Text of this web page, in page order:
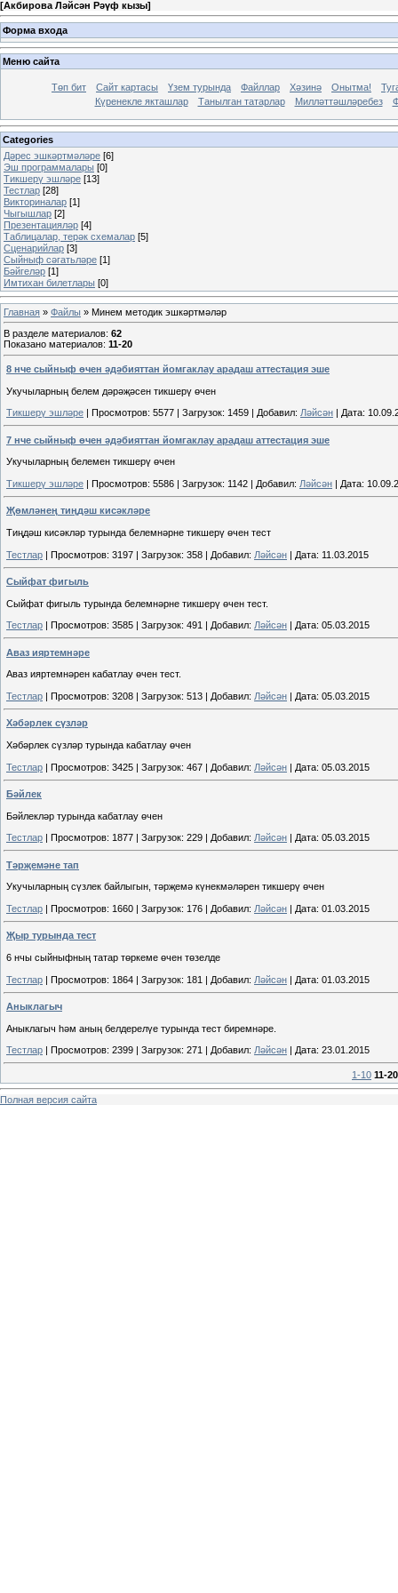
[Акбирова Ләйсән Рәүф кызы]
Форма входа
Меню сайта
Төп бит Сайт картасы Үзем турында Файллар Хәзинә Онытма!
Күренекле якташлар
Танылган татарлар Милләттәшләребез
Categories
Дәрес эшкәртмәләре [6]
Эш программалары [0]
Тикшерү эшләре [13]
Тестлар [28]
Викториналар [1]
Чыгышлар [2]
Презентацияләр [4]
Таблицалар, терәк схемалар [5]
Сценарийлар [3]
Сыйныф сәгатьләре [1]
Бәйгеләр [1]
Имтихан билетлары [0]
Главная » Файлы » Минем методик эшкәртмәләр
В разделе материалов: 62
Показано материалов: 11-20
8 нче сыйныф өчен әдәбияттан йомгаклау арадаш аттестация эше
Укучыларның белем дәрәҗәсен тикшерү өчен
Тикшерү эшләре Просмотров: 5577 Загрузок: 1459 Добавил: Ләйсән Дата:
7 нче сыйныф өчен әдәбияттан йомгаклау арадаш аттестация эше
Укучыларның белемен тикшерү өчен
Тикшерү эшләре | Просмотров: 5586 | Загрузок: 1142 | Добавил: Ләйсән | Дата:
Җөмләнең тиңдәш кисәкләре
Тиңдәш кисәкләр турында белемнәрне тикшерү өчен тест
Тестлар | Просмотров: 3197 | Загрузок: 358 | Добавил: Ләйсән | Дата: 11.03.2015
Сыйфат фигыль
Сыйфат фигыль турында белемнәрне тикшерү өчен тест.
Тестлар Просмотров: 3585 Загрузок: 491 Добавил: Ләйсән Дата: 05.03.2015
Аваз ияртемнәре
Аваз ияртемнәрен кабатлау өчен тест.
Тестлар | Просмотров: 3208 | Загрузок: 513 | Добавил: Ләйсән | Дата: 05.03.2015
Хәбәрлек сүзләр
Хәбәрлек сүзләр турында кабатлау өчен
Тестлар | Просмотров: 3425 | Загрузок: 467 | Добавил: Ләйсән | Дата: 05.03.2015
Бәйлек
Бәйлекләр турында кабатлау өчен
Тестлар | Просмотров: 1877 | Загрузок: 229 | Добавил: Ләйсән | Дата: 05.03.2015
Тәрҗемәне тап
Укучыларның сүзлек байлыгын, тәрҗемә күнекмәләрен тикшерү өчен
Тестлар | Просмотров: 1660 | Загрузок: 176 | Добавил: Ләйсән | Дата: 01.03.2015
Җыр турында тест
6 нчы сыйныфның татар төркеме өчен төзелде
Тестлар | Просмотров: 1864 | Загрузок: 181 | Добавил: Ләйсән | Дата: 01.03.2015
Аныклагыч
Аныклагыч һәм аның белдерелүе турында тест биремнәре.
Тестлар | Просмотров: 2399 | Загрузок: 271 | Добавил: Ләйсән | Дата: 23.01.2015
1-10 11-20
Полная версия сайта